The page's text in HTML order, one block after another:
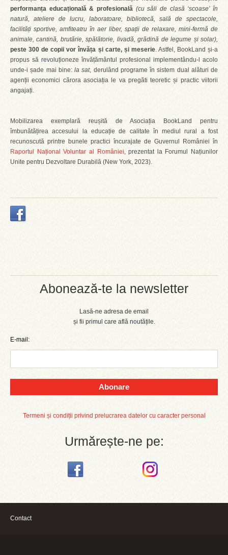
Abonează-te la newsletter
Lasă-ne adresa de email
și fii primul care află noutățile.
E-mail:
Abonare
Termeni și condiții privind prelucrarea datelor cu caracter personal
Urmărește-ne pe:
performanța educațională & profesională (cu săli de clasă ‘scoase’ în
natură, ateliere de lucru, laboratoare, bibliotecă, sală de spectacole,
facilități sportive, amfiteatru în aer liber, spații de relaxare, mini-fermă de
animale, cantină, brutărie, spălătorie, livadă, grădină de legume și solar),
peste 300 de copii vor învăța și carte, și meserie. Astfel, BookLand și-a
propus să revoluționeze învățământul profesional implementându-l acolo
unde-i șade mai bine: la sat, derulând programe în sistem dual alături de
agenții economici cărora asociația le va pregăti teoretic și practic viitorii
angajați.
Mobilizarea exemplară reușită de Asociația BookLand pentru
îmbunătățirea accesului la educație de calitate în mediul rural a fost
recunoscută printre bunele practici încurajate de Guvernul României în
Raportul Național Voluntar al României, prezentat la Forumul Națiunilor
Unite pentru Dezvoltare Durabilă (New York, 2023).
Contact